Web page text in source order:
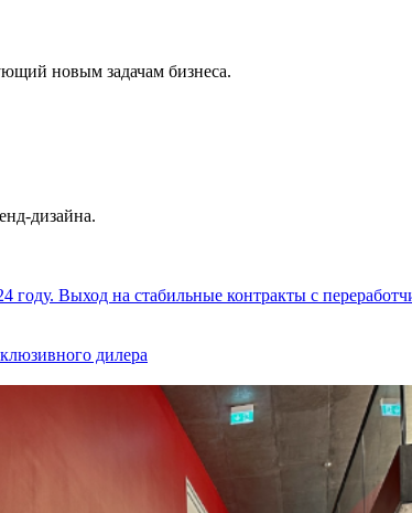
новым задачам бизнеса.
дизайна.
году. Выход на стабильные контракты с
дилера